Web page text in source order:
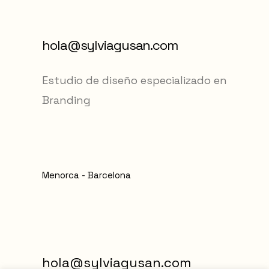
hola@sylviagusan.com
Estudio de diseño especializado en
Branding
Menorca - Barcelona
hola@sylviagusan.com